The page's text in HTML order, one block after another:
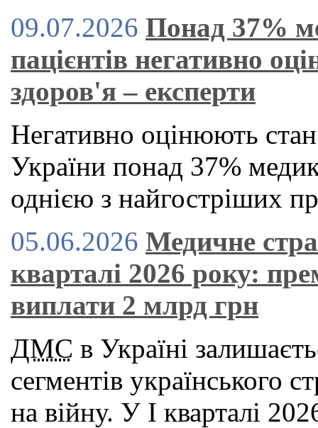
09.07.2026 Понад 37%
пацієнтів негативно
здоров'я – експерти
Негативно оцінюють
України понад 37%
однією з найгостріших
05.06.2026 Медичне
кварталі 2026 року:
виплати 2 млрд грн
ДМС в Україні
сегментів українського
на війну. У І кварталі